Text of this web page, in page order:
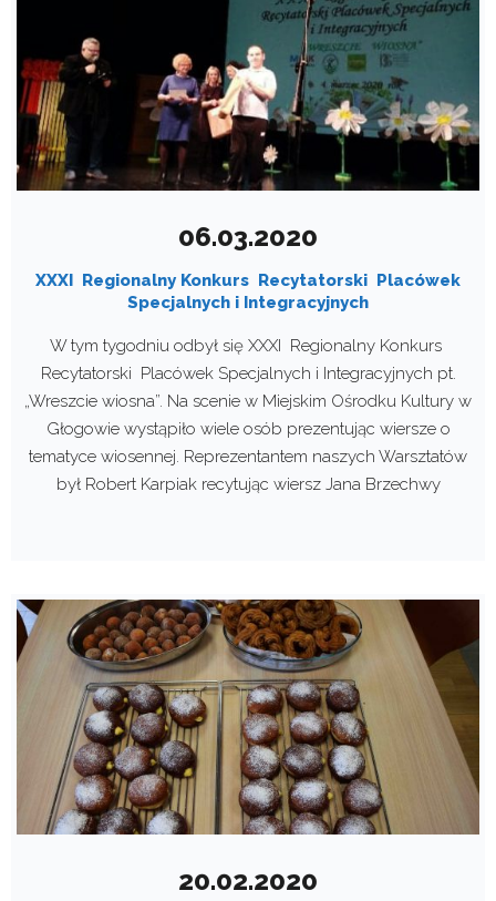
06.03.2020
XXXI Regionalny Konkurs Recytatorski Placówek
Specjalnych i Integracyjnych
W tym tygodniu odbył się XXXI Regionalny Konkurs
Recytatorski Placówek Specjalnych i Integracyjnych pt.
„Wreszcie wiosna”. Na scenie w Miejskim Ośrodku Kultury w
Głogowie wystąpiło wiele osób prezentując wiersze o
tematyce wiosennej. Reprezentantem naszych Warsztatów
był Robert Karpiak recytując wiersz Jana Brzechwy
20.02.2020